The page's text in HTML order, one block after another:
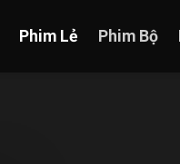
Phim Lẻ Phim Bộ